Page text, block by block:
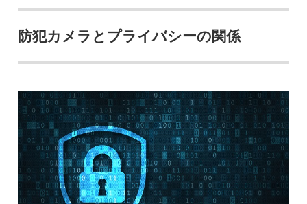
防犯カメラとプライバシーの関係